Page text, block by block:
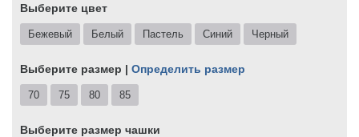
Выберите цвет
Бежевый Белый Пастель Синий Черный
Выберите размер | Определить размер
70 75 80 85
Выберите размер чашки